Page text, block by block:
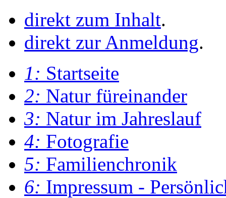
direkt zum Inhalt.
direkt zur Anmeldung.
1: Startseite
2: Natur füreinander
3: Natur im Jahreslauf
4: Fotografie
5: Familienchronik
6: Impressum -